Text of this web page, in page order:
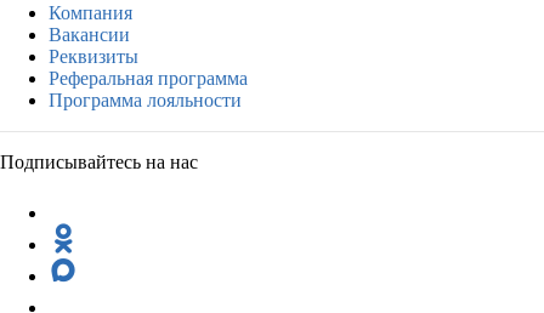
Компания
Вакансии
Реквизиты
Реферальная программа
Программа лояльности
Подписывайтесь на нас